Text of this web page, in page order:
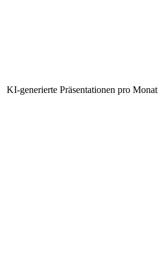
KI-generierte Präsentationen pro Monat